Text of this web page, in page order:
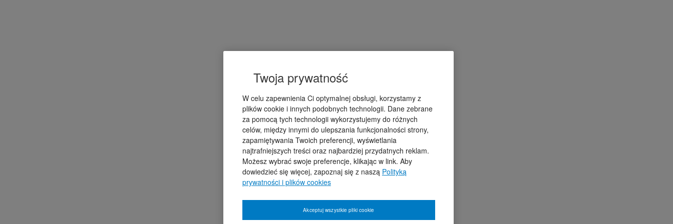
Twoja prywatność
W celu zapewnienia Ci optymalnej obsługi, korzystamy z
plików cookie i innych podobnych technologii. Dane zebrane
za pomocą tych technologii wykorzystujemy do różnych
celów, między innymi do ulepszania funkcjonalności strony,
zapamiętywania Twoich preferencji, wyświetlania
najtrafniejszych treści oraz najbardziej przydatnych reklam.
Możesz wybrać swoje preferencje, klikając w link. Aby
dowiedzieć się więcej, zapoznaj się z naszą Polityką
prywatności i plików cookies
Akceptuj wszystkie pliki cookie